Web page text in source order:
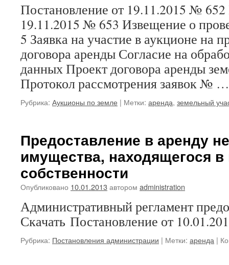
Постановление от 19.11.2015 №
19.11.2015 № 653 Извещение о
5 Заявка на участие в аукционе на
договора аренды Согласие на
данных Проект договора аренды
Протокол рассмотрения заявок №
Рубрика: Аукционы по земле | Метки: аренда, земельный
Предоставление в аренду
имущества, находящегося
собственности
Опубликовано 10.01.2013автором administration
Административный регламент
Скачать Постановление от
Рубрика: Постановления администрации | Метки: аренда |